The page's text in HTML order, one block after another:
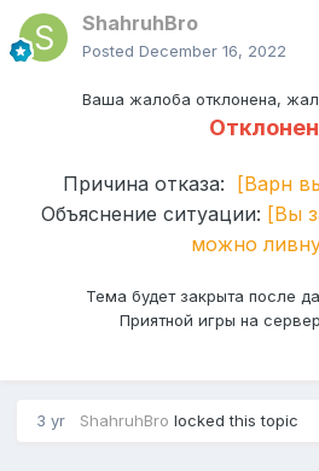
ShahruhBro
Posted December 16, 2022
Ваша жалоба отклонена,
Причина отказа:
[Варн
Объяснение ситуации: [Вы
можно
Тема будет закрыта после
Приятной игры на
3 yr ShahruhBro locked this topic